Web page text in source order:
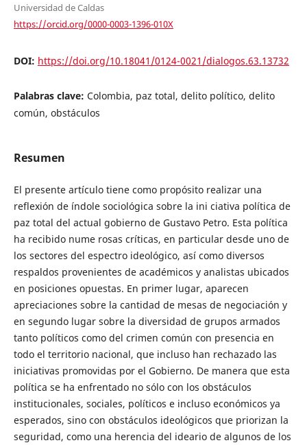
Universidad de Caldas
https://orcid.org/0000-0003-1396-010X
DOI: https://doi.org/10.18041/0124-0021/dialogos.63.13732
Palabras clave: Colombia, paz total, delito político, delito
común, obstáculos
Resumen
El presente artículo tiene como propósito realizar una
reflexión de índole sociológica sobre la ini ciativa política de
paz total del actual gobierno de Gustavo Petro. Esta política
ha recibido nume rosas críticas, en particular desde uno de
los sectores del espectro ideológico, así como diversos
respaldos provenientes de académicos y analistas ubicados
en posiciones opuestas. En primer lugar, aparecen
apreciaciones sobre la cantidad de mesas de negociación y
en segundo lugar sobre la diversidad de grupos armados
tanto políticos como del crimen común con presencia en
todo el territorio nacional, que incluso han rechazado las
iniciativas promovidas por el Gobierno. De manera que esta
política se ha enfrentado no sólo con los obstáculos
institucionales, sociales, políticos e incluso económicos ya
esperados, sino con obstáculos ideológicos que priorizan la
seguridad, como una herencia del ideario de algunos de los